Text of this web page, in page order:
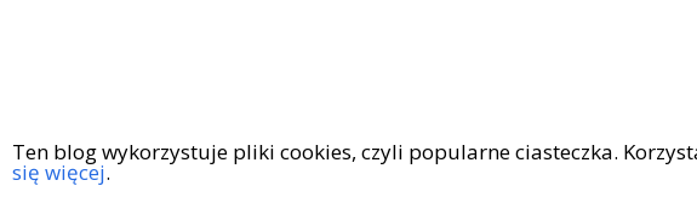
Ten blog wykorzystuje pliki cookies, czyli popularne ciasteczka.
się więcej.